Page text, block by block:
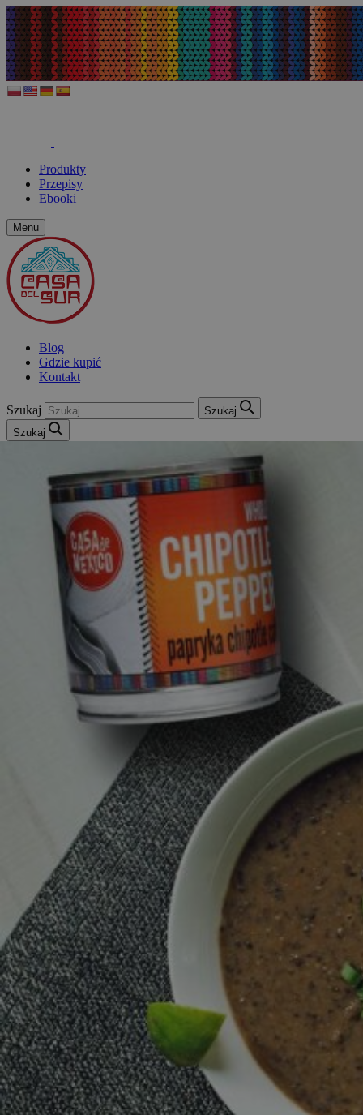
Produkty
Przepisy
Ebooki
Menu
Blog
Gdzie kupić
Kontakt
Szukaj
Szukaj
Szukaj